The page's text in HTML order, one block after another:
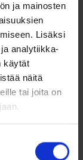
ja mainosten
Lisäksi
analytiikka-
käytät
näitä
tai joita on
korun